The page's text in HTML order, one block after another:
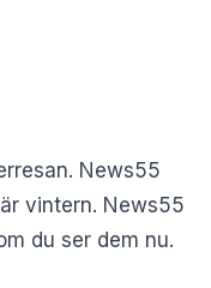
News55
vintern. News55
du ser dem nu.